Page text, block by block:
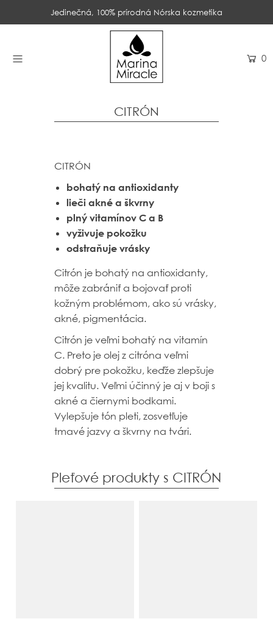
Jedinečná, 100% prírodná Nórska kozmetika
0
CITRÓN
CITRÓN
bohatý na antioxidanty
lieči akné a škvrny
plný vitamínov C a B
vyživuje pokožku
odstraňuje vrásky
Citrón je bohatý na antioxidanty,
môže zabrániť a bojovať proti
kožným problémom, ako sú vrásky,
akné, pigmentácia.
Citrón je veľmi bohatý na vitamín
C. Preto je olej z citróna veľmi
dobrý pre pokožku, keďže zlepšuje
jej kvalitu. Veľmi účinný je aj v boji s
akné a čiernymi bodkami.
Vylepšuje tón pleti, zosvetľuje
tmavé jazvy a škvrny na tvári.
Pleťové produkty s CITRÓN
DOMOV